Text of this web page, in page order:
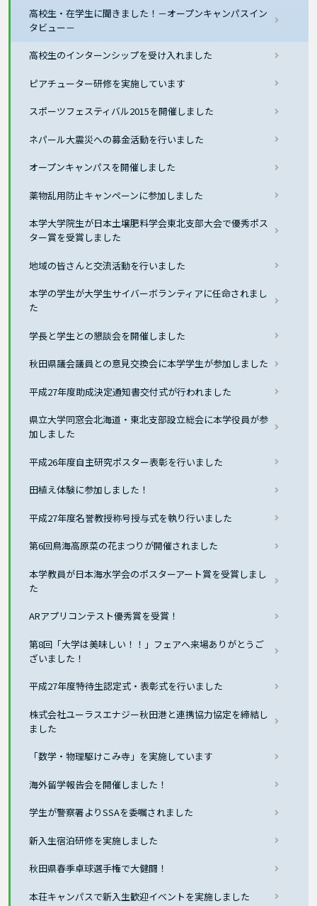
高校生・在学生に聞きました！－オープンキャンパスイン
タビュー－
高校生のインターンシップを受け入れました
ピアチューター研修を実施しています
スポーツフェスティバル2015を開催しました
ネパール大震災への募金活動を行いました
オープンキャンパスを開催しました
薬物乱用防止キャンペーンに参加しました
本学大学院生が日本土壌肥料学会東北支部大会で優秀ポス
ター賞を受賞しました
地域の皆さんと交流活動を行いました
本学の学生が大学生サイバーボランティアに任命されまし
た
学長と学生との懇談会を開催しました
秋田県議会議員との意見交換会に本学学生が参加しました
平成27年度助成決定通知書交付式が行われました
県立大学同窓会北海道・東北支部設立総会に本学役員が参
加しました
平成26年度自主研究ポスター表彰を行いました
田植え体験に参加しました！
平成27年度名誉教授称号授与式を執り行いました
第6回鳥海高原菜の花まつりが開催されました
本学教員が日本海水学会のポスターアート賞を受賞しまし
た
ARアプリコンテスト優秀賞を受賞！
第8回「大学は美味しい！！」フェアへ来場ありがとうご
ざいました！
平成27年度特待生認定式・表彰式を行いました
株式会社ユーラスエナジー秋田港と連携協力協定を締結し
ました
「数学・物理駆けこみ寺」を実施しています
海外留学報告会を開催しました！
学生が警察署よりSSAを委嘱されました
新入生宿泊研修を実施しました
秋田県春季卓球選手権で大健闘！
本荘キャンパスで新入生歓迎イベントを実施しました